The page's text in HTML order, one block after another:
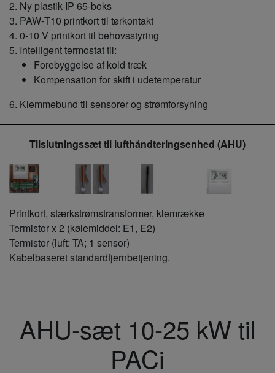
2. Ny plastik-IP 65-boks
3. PAW‑T10 printkort til tørkontakt
4. 0-10 V printkort til behovsstyring
5. Intelligent termostat til:
Forebyggelse af kold træk
Kompensation for skift i udetemperatur
6. Klemmebund til sensorer og strømforsyning
Tilslutningssæt til lufthåndteringsenhed (AHU)
Printkort, stærkstrømstransformer, klemrække
Termistor x 2 (kølemiddel: E1, E2)
Termistor (luft: TA; 1 sensor)
Kabelbaseret standardfjernbetjening.
AHU-sæt 10-25 kW til
PACi